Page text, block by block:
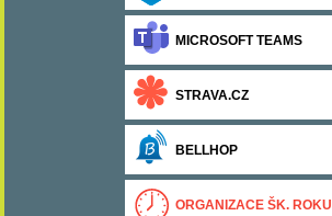
MICROSOFT TEAMS
STRAVA.CZ
BELLHOP
ORGANIZACE ŠK. ROKU